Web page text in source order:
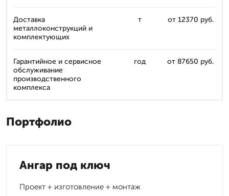
Доставка
металлоконструкций и
комплектующих
т от 12370 руб.
Гарантийное и сервисное
обслуживание
производственного
комплекса
год от 87650 руб.
Портфолио
Ангар под ключ
Проект + изготовление + монтаж